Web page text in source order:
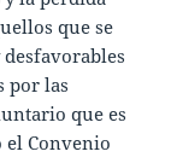
que se
por las
que es
Convenio